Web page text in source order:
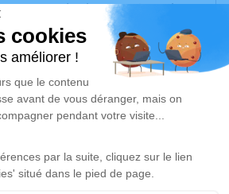
vos pensées à travers des poèmes
est un lieu d'expression dédié à
Siméon BERTHELOT.
d’arbre hommage estdisponible